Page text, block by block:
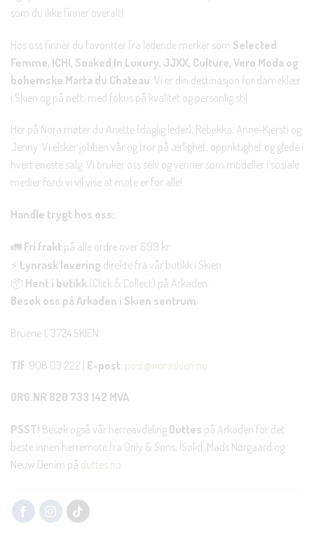
som du ikke finner overalt!
Hos oss finner du favoritter fra ledende merker som Selected
Femme, ICHI, Soaked In Luxury, JJXX, Culture, Vero Moda og
bohemske Marta du Chateau . Vi er din destinasjon for dameklær
i Skien og på nett, med fokus på kvalitet og personlig stil.
Her på Nora møter du Anette (daglig leder), Rebekka, Anne-Kjersti og
Jenny. Vi elsker jobben vår og tror på ærlighet, oppriktighet og glede i
hvert eneste salg. Vi bruker oss selv og venner som modeller i sosiale
medier fordi vi vil vise at mote er for alle!
Handle trygt hos oss:
🚛 Fri frakt på alle ordre over 699 kr.
⚡ Lynrask levering direkte fra vår butikk i Skien.
📦 Hent i butikk (Click & Collect) på Arkaden.
Besøk oss på Arkaden i Skien sentrum
Bruene 1, 3724 SKIEN
Tlf: 908 03 222 | E-post: post@noraskien.no
ORG.NR 820 733 142 MVA
PSST! Besøk også vår herreavdeling Duttes på Arkaden for det
beste innen herremote fra Only & Sons, !Solid, Mads Nørgaard og
Neuw Denim på duttes.no